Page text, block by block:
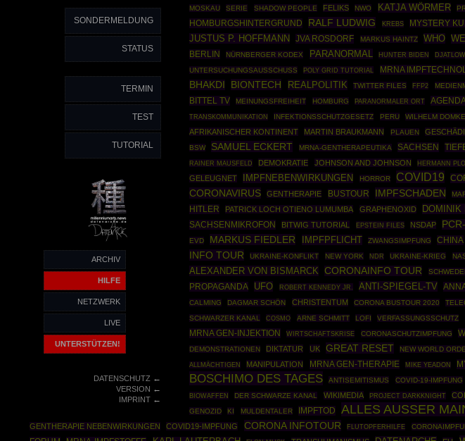
SONDERMELDUNG
STATUS
TERMIN
TEST
TUTORIAL
ARCHIV
HILFE
NETZWERK
LIVE
UNTERSTÜTZEN!
DATENSCHUTZ←
VERSION ←
IMPRINT←
MOSKAU
SERIE SHADOW PEOPLE FELIKS NWO KATJA WÖRMER
HOMBURGSHINTERGRUND RALF LUDWIG KREBS MYSTERY
JUSTUS P. HOFFMANN JVA ROSDORF MARKUS HAINTZ WHO
BERLIN NÜRNBERGER KODEX PARANORMAL HUNTER BIDEN
UNTERSUCHUNGSAUSSCHUSS
POLY GRID TUTORIAL MRNA
BHAKDI
BIONTECH REALPOLITIK TWITTER FILES FFP2
BITTEL TV MEINUNGSFREIHEIT HOMBURG PARANORMALER ORT
TRANSKOMMUNIKATION INFEKTIONSSCHUTZGESETZ PERU WILHELM
AFRIKANISCHER KONTINENT MARTIN BRAUKMANN PLAUEN
BSW SAMUEL ECKERT MRNA-GENTHERAPEUTIKA SACHSEN
RAINER MAUSFELD DEMOKRATIE JOHNSON AND JOHNSON HERMANN
GELEUGNET
IMPFNEBENWIRKUNGEN HORROR COVID19
CORONAVIRUS GENTHERAPIE BUSTOUR IMPFSCHADEN
HITLER
PATRICK LOCH OTIENO LUMUMBA GRAPHENOXID DOMINIK
SACHSENMIKROFON BITWIG TUTORIAL EPSTEIN FILES NSDAP
EVD
MARKUS FIEDLER IMPFPFLICHT ZWANGSIMPFUNG CHINA
INFO TOUR
UKRAINE-KONFLIKT NEW YORK NDR UKRAINE-KRIEG
ALEXANDER VON BISMARCK CORONAINFO TOUR
PROPAGANDA UFO ROBERT KENNEDY JR. ANTI-SPIEGEL-TV
CALMING DAGMAR SCHÖN CHRISTENTUM CORONA BUSTOUR 2020
SCHWARZER KANAL COSMO ARNE SCHMITT LOFI VERFASSUNGSSCHUTZ
MRNA GEN-INJEKTION WIRTSCHAFTSKRISE CORONASCHUTZIMPFUNG
DEMONSTRATIONEN DIKTATUR UK GREAT RESET NEW WORLD
ALLMÄCHTIGEN MANIPULATION MRNA GEN-THERAPIE MIKE YEADON
BOSCHIMO DES TAGES ANTISEMITISMUS COVID-19-IMPFUNG
BIOWAFFEN DER SCHWARZE KANAL WIKIMEDIA PROJECT DARKKNIGHT
GENOZID
KI MULDENTALER IMPFTOD ALLES AUSSER
GENTHERAPIE NEBENWIRKUNGEN
COVID19-IMPFUNG CORONA INFOTOUR FLUTOPFERHILFE